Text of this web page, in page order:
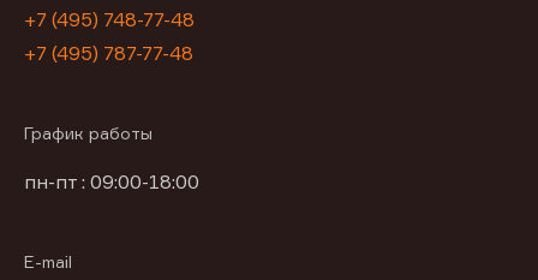
+7 (495) 748-77-48
+7 (495) 787-77-48
График работы
пн-пт : 09:00-18:00
E-mail